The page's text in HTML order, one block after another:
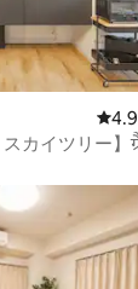
solt रोटी बहुत
के लिए
ट्रेन की सवारी) ・
औसत
カイツリー】